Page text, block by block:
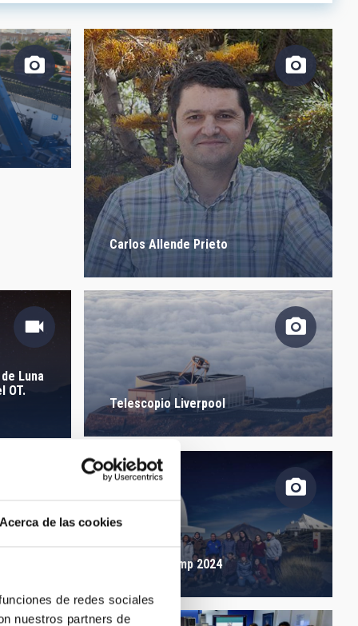
Acerca de las cookies
de redes sociales
nuestros partners de
ORDEN
Carlos Allende Prieto
Luna
OT.
Telescopio Liverpool
MIT Field Camp 2024